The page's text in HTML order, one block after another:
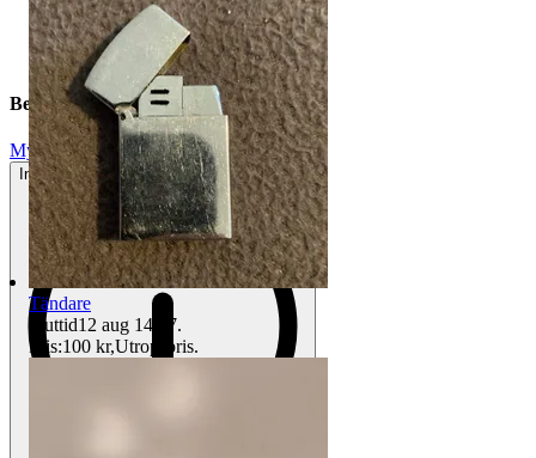
Beskrivning
Mycket gott skick
Inga eller minimala tecken på användning
Tändare
Sluttid12 aug 14:57.
Pris:100 kr,Utropspris.